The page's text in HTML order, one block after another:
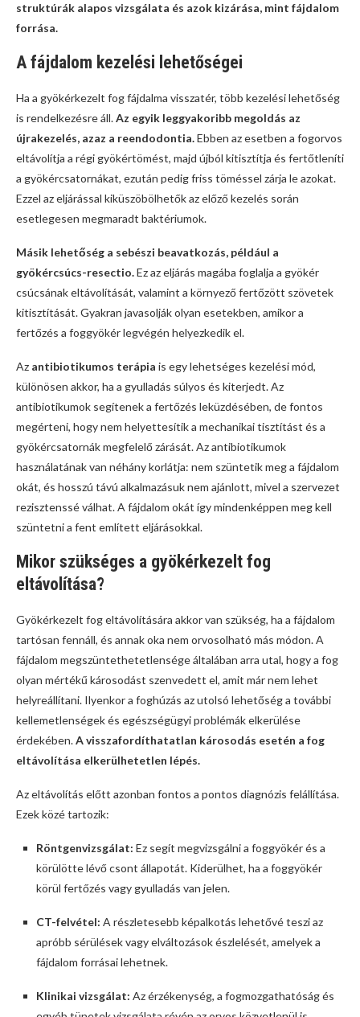
struktúrák alapos vizsgálata és azok kizárása, mint fájdalom
forrása.
A fájdalom kezelési lehetőségei
Ha a gyökérkezelt fog fájdalma visszatér, több kezelési lehetőség
is rendelkezésre áll.Az egyik leggyakoribb megoldás az
újrakezelés, azaz a reendodontia.Ebben az esetben a fogorvos
eltávolítja a régi gyökértömést, majd újból kitisztítja és fertőtleníti
a gyökércsatornákat, ezután pedig friss töméssel zárja le azokat.
Ezzel az eljárással kiküszöbölhetők az előző kezelés során
esetlegesen megmaradt baktériumok.
Másik lehetőség a sebészi beavatkozás, például a
gyökércsúcs-resectio.Ez az eljárás magába foglalja a gyökér
csúcsának eltávolítását, valamint a környező fertőzött szövetek
kitisztítását. Gyakran javasolják olyan esetekben, amikor a
fertőzés a foggyökér legvégén helyezkedik el.
Az antibiotikumos terápia is egy lehetséges kezelési mód,
különösen akkor, ha a gyulladás súlyos és kiterjedt. Az
antibiotikumok segítenek a fertőzés leküzdésében, de fontos
megérteni, hogy nem helyettesítik a mechanikai tisztítást és a
gyökércsatornák megfelelő zárását. Az antibiotikumok
használatának van néhány korlátja: nem szüntetik meg a fájdalom
okát, és hosszú távú alkalmazásuk nem ajánlott, mivel a szervezet
rezisztenssé válhat. A fájdalom okát így mindenképpen meg kell
szüntetni a fent említett eljárásokkal.
Mikor szükséges a gyökérkezelt fog
eltávolítása?
Gyökérkezelt fog eltávolítására akkor van szükség, ha a fájdalom
tartósan fennáll, és annak oka nem orvosolható más módon. A
fájdalom megszüntethetetlensége általában arra utal, hogy a fog
olyan mértékű károsodást szenvedett el, amit már nem lehet
helyreállítani. Ilyenkor a foghúzás az utolsó lehetőség a további
kellemetlenségek és egészségügyi problémák elkerülése
érdekében.A visszafordíthatatlan károsodás esetén a fog
eltávolítása elkerülhetetlen lépés.
Az eltávolítás előtt azonban fontos a pontos diagnózis felállítása.
Ezek közé tartozik:
Röntgenvizsgálat: Ez segít megvizsgálni a foggyökér és a
körülötte lévő csont állapotát. Kiderülhet, ha a foggyökér
körül fertőzés vagy gyulladás van jelen.
CT-felvétel: A részletesebb képalkotás lehetővé teszi az
apróbb sérülések vagy elváltozások észlelését, amelyek a
fájdalom forrásai lehetnek.
Klinikai vizsgálat: Az érzékenység, a fogmozgathatóság és